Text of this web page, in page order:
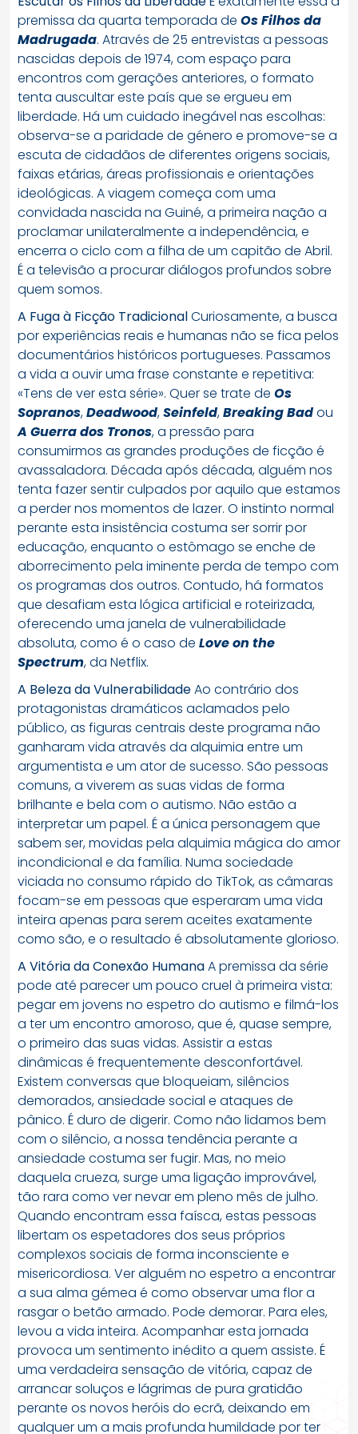
premissa da quarta temporada de Os Filhos da
Madrugada. Através de 25 entrevistas a pessoas
nascidas depois de 1974, com espaço para
encontros com gerações anteriores, o formato
tenta auscultar este país que se ergueu em
liberdade. Há um cuidado inegável nas escolhas:
observa-se a paridade de género e promove-se a
escuta de cidadãos de diferentes origens sociais,
faixas etárias, áreas profissionais e orientações
ideológicas. A viagem começa com uma
convidada nascida na Guiné, a primeira nação a
proclamar unilateralmente a independência, e
encerra o ciclo com a filha de um capitão de Abril.
É a televisão a procurar diálogos profundos sobre
quem somos.
A Fuga à Ficção TradicionalCuriosamente, a busca
por experiências reais e humanas não se fica pelos
documentários históricos portugueses. Passamos
a vida a ouvir uma frase constante e repetitiva:
«Tens de ver esta série». Quer se trate de Os
Sopranos,Deadwood,Seinfeld,Breaking Badou
A Guerra dos Tronos, a pressão para
consumirmos as grandes produções de ficção é
avassaladora. Década após década, alguém nos
tenta fazer sentir culpados por aquilo que estamos
a perder nos momentos de lazer. O instinto normal
perante esta insistência costuma ser sorrir por
educação, enquanto o estômago se enche de
aborrecimento pela iminente perda de tempo com
os programas dos outros. Contudo, há formatos
que desafiam esta lógica artificial e roteirizada,
oferecendo uma janela de vulnerabilidade
absoluta, como é o caso de Love on the
Spectrum, da Netflix.
A Beleza da VulnerabilidadeAo contrário dos
protagonistas dramáticos aclamados pelo
público, as figuras centrais deste programa não
ganharam vida através da alquimia entre um
argumentista e um ator de sucesso. São pessoas
comuns, a viverem as suas vidas de forma
brilhante e bela com o autismo. Não estão a
interpretar um papel. É a única personagem que
sabem ser, movidas pela alquimia mágica do amor
incondicional e da família. Numa sociedade
viciada no consumo rápido do TikTok, as câmaras
focam-se em pessoas que esperaram uma vida
inteira apenas para serem aceites exatamente
como são, e o resultado é absolutamente glorioso.
A Vitória da Conexão HumanaA premissa da série
pode até parecer um pouco cruel à primeira vista:
pegar em jovens no espetro do autismo e filmá-los
a ter um encontro amoroso, que é, quase sempre,
o primeiro das suas vidas. Assistir a estas
dinâmicas é frequentemente desconfortável.
Existem conversas que bloqueiam, silêncios
demorados, ansiedade social e ataques de
pânico. É duro de digerir. Como não lidamos bem
com o silêncio, a nossa tendência perante a
ansiedade costuma ser fugir. Mas, no meio
daquela crueza, surge uma ligação improvável,
tão rara como ver nevar em pleno mês de julho.
Quando encontram essa faísca, estas pessoas
libertam os espetadores dos seus próprios
complexos sociais de forma inconsciente e
misericordiosa. Ver alguém no espetro a encontrar
a sua alma gémea é como observar uma flor a
rasgar o betão armado. Pode demorar. Para eles,
levou a vida inteira. Acompanhar esta jornada
provoca um sentimento inédito a quem assiste. É
uma verdadeira sensação de vitória, capaz de
arrancar soluços e lágrimas de pura gratidão
perante os novos heróis do ecrã, deixando em
qualquer um a mais profunda humildade por ter